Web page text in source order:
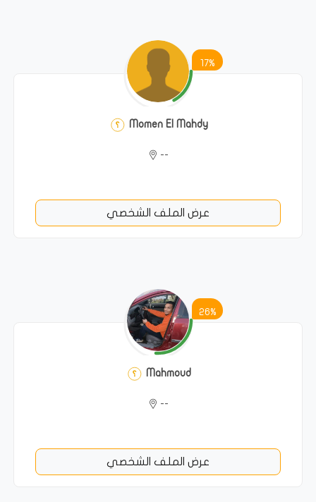
17%
Momen El Mahdy
--
عرض الملف الشخصي
26%
Mahmoud
--
عرض الملف الشخصي